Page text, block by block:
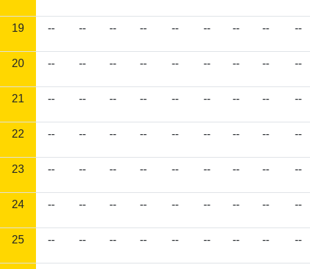
19 -- -- -- -- -- -- -- -- --
20 -- -- -- -- -- -- -- -- --
21 -- -- -- -- -- -- -- -- --
22 -- -- -- -- -- -- -- -- --
23 -- -- -- -- -- -- -- -- --
24 -- -- -- -- -- -- -- -- --
25 -- -- -- -- -- -- -- -- --